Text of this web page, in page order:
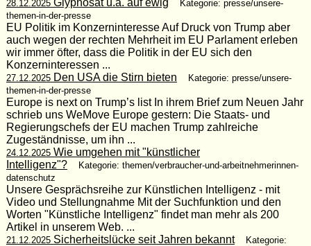
28.12.2025Glyphosat u.a. auf ewig
Kategorie: presse/unsere-
themen-in-der-presse
EU Politik im Konzerninteresse Auf Druck von Trump aber
auch wegen der rechten Mehrheit im EU Parlament erleben
wir immer öfter, dass die Politik in der EU sich den
Konzerninteressen ...
27.12.2025Den USA die Stirn bieten
Kategorie: presse/unsere-
themen-in-der-presse
Europe is next on Trump’s list In ihrem Brief zum Neuen Jahr
schrieb uns WeMove Europe gestern: Die Staats- und
Regierungschefs der EU machen Trump zahlreiche
Zugeständnisse, um ihn ...
24.12.2025Wie umgehen mit "künstlicher
Intelligenz"?
Kategorie: themen/verbraucher-und-arbeitnehmerinnen-
datenschutz
Unsere Gesprächsreihe zur Künstlichen Intelligenz - mit
Video und Stellungnahme Mit der Suchfunktion und den
Worten "Künstliche Intelligenz" findet man mehr als 200
Artikel in unserem Web. ...
21.12.2025Sicherheitslücke seit Jahren bekannt
Kategorie: